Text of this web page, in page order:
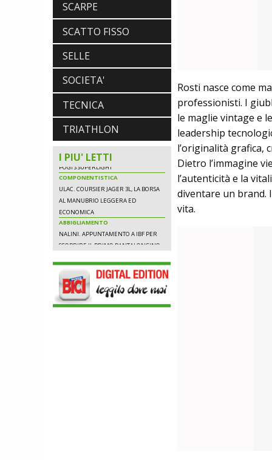
SCARPE
SCATTO FISSO
SELLE
SOCIETA'
TECNICA
TRIATHLON
I PIU' LETTI
NASCE «ANTONIO COLOMBO
INNOVATION & DESIGN AWARD»: A
IBF DEBUTTA IL PREMIO ITALIANO
DELL'INNOVAZIONE NEL CICLISMO
SCARPE
DMT. TADEJ POGACAR, LA MAGLIA
GIALLA E UNA SPECIAL EDITION DELLA
COMPONENTISTICA
ULAC. COURSIER JAGER 3L, LA BORSA
AL MANUBRIO LEGGERA ED
ABBIGLIAMENTO
NALINI. APPUNTAMENTO A IBF PER
SCOPRIRE IL PRIMO PANTALONCINO
NEWS
NASCE «ANTONIO COLOMBO
INNOVATION & DESIGN AWARD»: A
Rosti nasce come
professionisti. I
le maglie vintage e
leadership
l’originalità grafica,
Dietro l’immagine
l’autenticità e la
diventare un brand.
vita.